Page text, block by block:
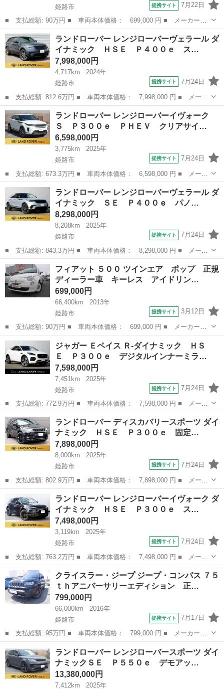
姫路市
提携サイト 7月22日
■ 支払総額: 90万円 ■ 車両本体価格： 699,000 円 ■ メーカー
名： フィアット ■ 車種名： ５００ ■ グレード名： ツインエ
ア ポップ 正規ディーラー車 ディスプレイオーディオ ターボモ
デル 後期モデル...
兵庫 姫路市 その他
ランドローバー レンジローバーヴェラール ダ
イナミック ＨＳＥ Ｐ４００ｅ ス…
7,998,000円
4,717km
2024年
姫路市
提携サイト 7月24日
■ 支払総額: 812.6万円 ■ 車両本体価格： 7,998,000 円 ■ メーカ
ー名： ランドローバー ■ 車種名： レンジローバーヴェラール
■ グレード名： ダイナミック ＨＳＥ Ｐ４００ｅ スライディン
グパノラ...
兵庫 姫路市 その他
ランドローバー レンジローバーイヴォーク
Ｓ Ｐ３００ｅ ＰＨＥＶ クリアサイ…
6,598,000円
3,775km
2025年
姫路市
提携サイト 7月24日
■ 支払総額: 673.3万円 ■ 車両本体価格： 6,598,000 円 ■ メーカ
ー名： ランドローバー ■ 車種名： レンジローバーイヴォーク
■ グレード名： Ｓ Ｐ３００ｅ ＰＨＥＶ クリアサイトビュー
シートヒ...
兵庫 姫路市 その他
ランドローバー レンジローバーヴェラール ダ
イナミック ＳＥ Ｐ４００ｅ パノ…
8,298,000円
8,208km
2025年
姫路市
提携サイト 7月24日
■ 支払総額: 843.3万円 ■ 車両本体価格： 8,298,000 円 ■ メーカ
ー名： ランドローバー ■ 車種名： レンジローバーヴェラール
■ グレード名： ダイナミック ＳＥ Ｐ４００ｅ パノラミックル
ーフ Ｍ...
兵庫 姫路市
フィアット ５００ ツインエア ポップ 正規
ディーラー車 キーレス アイドリン…
699,000円
66,400km
2013年
姫路市
提携サイト 3月12日
■ 支払総額: 90万円 ■ 車両本体価格： 699,000 円 ■ メーカー
名： フィアット ■ 車種名： ５００ ■ グレード名： ツインエ
ア ポップ 正規ディーラー車 キーレス アイドリングストップ
ＣＤデッキ ■ ...
兵庫 姫路市 その他
ジャガー Ｅペイス Ｒ‐ダイナミック ＨＳ
Ｅ Ｐ３００ｅ デジタルインナーミラ…
7,598,000円
7,451km
2025年
姫路市
提携サイト 7月24日
■ 支払総額: 772.9万円 ■ 車両本体価格： 7,598,000 円 ■ メーカ
ー名： ジャガー ■ 車種名： Ｅペイス ■ グレード名： Ｒ‐ダイ
ナミック ＨＳＥ Ｐ３００ｅ デジタルインナーミラー 電動リア
ゲート...
兵庫 姫路市 その他
ランドローバー ディスカバリースポーツ ダイ
ナミック ＨＳＥ Ｐ３００ｅ 固定…
7,898,000円
8,000km
2025年
姫路市
提携サイト 7月24日
■ 支払総額: 802.9万円 ■ 車両本体価格： 7,898,000 円 ■ メーカ
ー名： ランドローバー ■ 車種名： ディスカバリースポーツ ■
グレード名： ダイナミック ＨＳＥ Ｐ３００ｅ 固定式サンルー
フ メリ...
その他
ランドローバー レンジローバーイヴォーク ダ
イナミック ＨＳＥ Ｐ３００ｅ ス…
7,498,000円
3,119km
2025年
姫路市
提携サイト 7月24日
■ 支払総額: 763.2万円 ■ 車両本体価格： 7,498,000 円 ■ メーカ
ー名： ランドローバー ■ 車種名： レンジローバーイヴォーク
■ グレード名： ダイナミック ＨＳＥ Ｐ３００ｅ スライディン
グパノラ...
兵庫 姫路市 その他
クライスラー・ジープ ジープ・コンパス ７５
ｔｈアニバーサリーエディション 正…
799,000円
66,000km
2016年
姫路市
提携サイト 7月17日
■ 支払総額: 95万円 ■ 車両本体価格： 799,000 円 ■ メーカー
名： クライスラー・ジープ ■ 車種名： ジープ・コンパス ■ グ
レード名： ７５ｔｈアニバーサリーエディション 正規ディーラー
車 社外２ＤＩＮ...
姫路市 その他
ランドローバー レンジローバースポーツ ダイ
ナミックＳＥ Ｐ５５０ｅ デモアッ…
13,380,000円
7,412km 2025年